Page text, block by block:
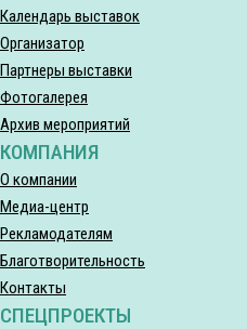
Календарь выставок
Организатор
Партнеры выставки
Фотогалерея
Архив мероприятий
КОМПАНИЯ
О компании
Медиа-центр
Рекламодателям
Благотворительность
Контакты
СПЕЦПРОЕКТЫ